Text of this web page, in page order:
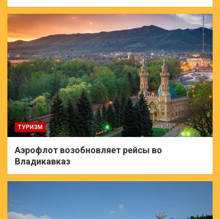
ТУРИЗМ
Аэрофлот возобновляет рейсы во
Владикавказ